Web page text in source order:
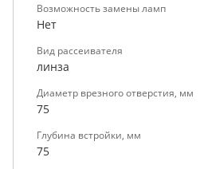
Возможность замены ламп
Нет
Вид рассеивателя
линза
Диаметр врезного отверстия, мм
75
Глубина встройки, мм
75